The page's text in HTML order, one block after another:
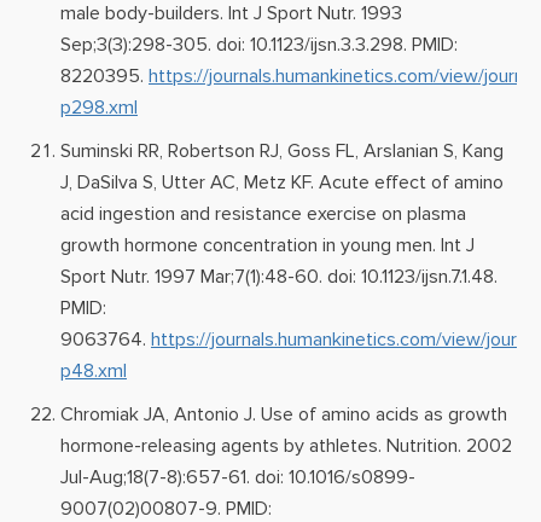
male body-builders. Int J Sport Nutr. 1993
Sep;3(3):298-305. doi: 10.1123/ijsn.3.3.298. PMID:
8220395. https://journals.humankinetics.com/view/
p298.xml
Suminski RR, Robertson RJ, Goss FL, Arslanian S, Kang
J, DaSilva S, Utter AC, Metz KF. Acute effect of amino
acid ingestion and resistance exercise on plasma
growth hormone concentration in young men. Int J
Sport Nutr. 1997 Mar;7(1):48-60. doi: 10.1123/ijsn.7.1.48.
PMID:
9063764. https://journals.humankinetics.com/view/
p48.xml
Chromiak JA, Antonio J. Use of amino acids as growth
hormone-releasing agents by athletes. Nutrition. 2002
Jul-Aug;18(7-8):657-61. doi: 10.1016/s0899-
9007(02)00807-9. PMID: